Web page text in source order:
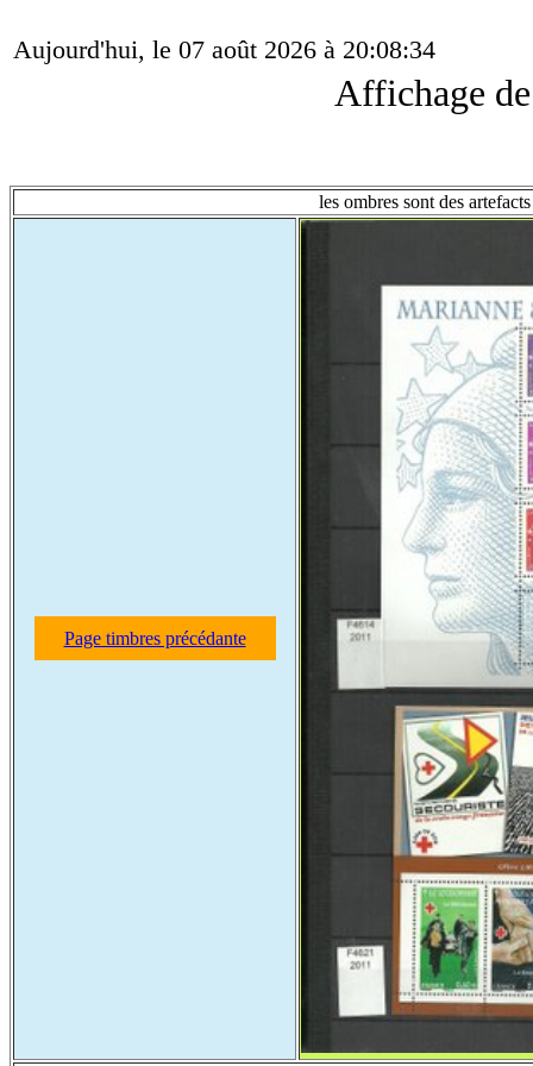
Aujourd'hui, le 07 août 2026 à 20:08:34
Affichage
les ombres sont des
Page timbres précédante